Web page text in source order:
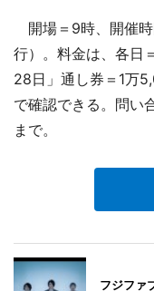
開場＝9時、開催時
行）。料金は、各日
28日」通し券＝1万
で確認できる。問い
まで。
フジファ